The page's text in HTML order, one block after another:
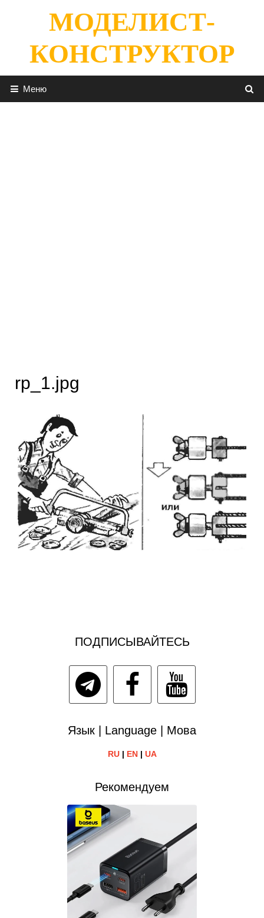
содержимомуМОДЕЛИСТ-
КОНСТРУКТОР
Меню
rp_1.jpg
ПОДПИСЫВАЙТЕСЬ
Язык | Language | Мова
RU| EN| UA
Рекомендуем